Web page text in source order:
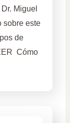
Miguel
sobre este
de
Cómo